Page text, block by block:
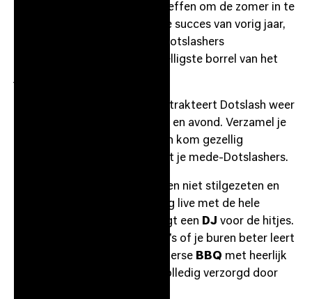
community: samen het glas heffen om de zomer in te
luiden. Na het overweldigende succes van vorig jaar,
waar we met meer dan 600 Dotslashers
samenkwamen, staat de gezelligste borrel van het
trakteert Dotslash weer
op een onvergetelijke middag en avond. Verzamel je
team, blokkeer de agenda’s en kom gezellig
netwerken en ontspannen met je mede-Dotslashers.
We hebben achter de schermen niet stilgezeten en
delen het laatste nieuws graag live met de hele
community. Ondertussen zorgt een DJ voor de hitjes.
Terwijl je bijpraat met collega's of je buren beter leert
kennen, geniet je van een zomerse BBQ met heerlijk
, volledig verzorgd door